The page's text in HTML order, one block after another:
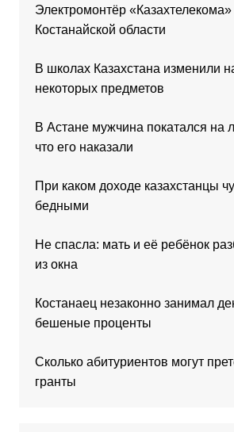
Электромонтёр «Казахтелекома»
Костанайской области
В школах Казахстана изменили
некоторых предметов
В Астане мужчина покатался на
что его наказали
При каком доходе казахстанцы
бедными
Не спасла: мать и её ребёнок
из окна
Костанаец незаконно занимал
бешеные проценты
Сколько абитуриентов могут
гранты